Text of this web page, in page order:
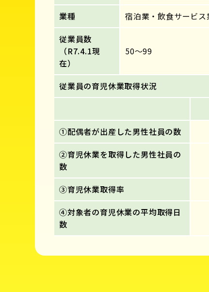
業種
宿泊業・飲食サービス
従業員数
（R7.4.1現
在）
50～99
従業員の育児休業取得状況
①配偶者が出産した男性社員の数
②育児休業を取得した男性社員の
数
③育児休業取得率
④対象者の育児休業の平均取得日
数